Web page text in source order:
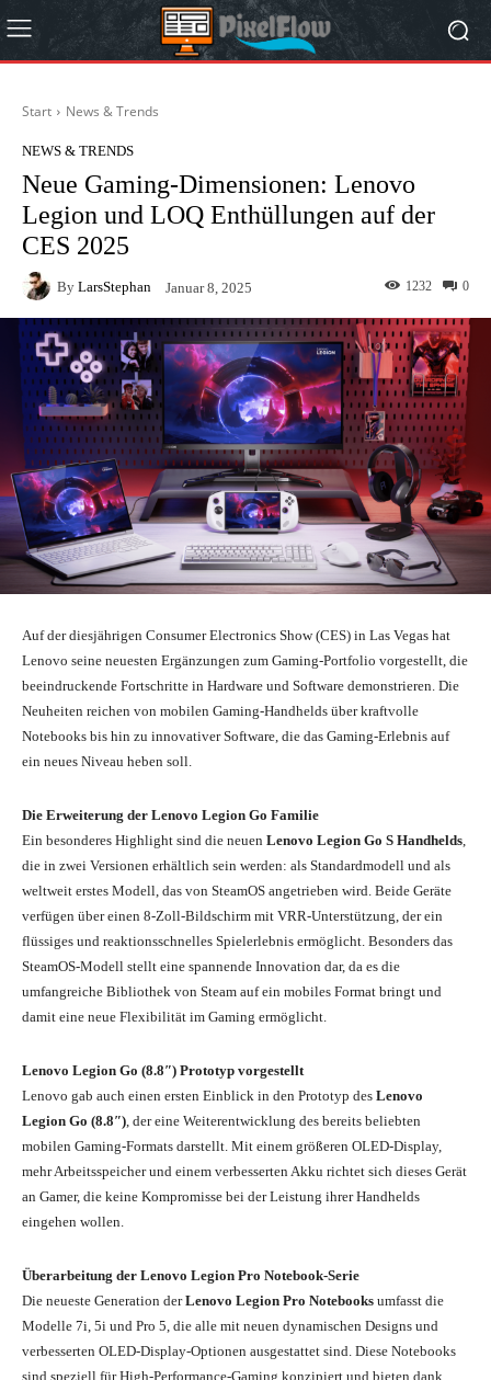
Start News & Trends
NEWS & TRENDS
Neue Gaming-Dimensionen: Lenovo
Legion und LOQ Enthüllungen auf der
CES 2025
By LarsStephan Januar 8, 2025 0
1232
Auf der diesjährigen Consumer Electronics Show (CES) in Las Vegas hat
Lenovo seine neuesten Ergänzungen zum Gaming-Portfolio vorgestellt, die
beeindruckende Fortschritte in Hardware und Software demonstrieren. Die
Neuheiten reichen von mobilen Gaming-Handhelds über kraftvolle
Notebooks bis hin zu innovativer Software, die das Gaming-Erlebnis auf
ein neues Niveau heben soll.
Die Erweiterung der Lenovo Legion Go Familie
Ein besonderes Highlight sind die neuen Lenovo Legion Go S Handhelds,
die in zwei Versionen erhältlich sein werden: als Standardmodell und als
weltweit erstes Modell, das von SteamOS angetrieben wird. Beide Geräte
verfügen über einen 8-Zoll-Bildschirm mit VRR-Unterstützung, der ein
flüssiges und reaktionsschnelles Spielerlebnis ermöglicht. Besonders das
SteamOS-Modell stellt eine spannende Innovation dar, da es die
umfangreiche Bibliothek von Steam auf ein mobiles Format bringt und
damit eine neue Flexibilität im Gaming ermöglicht.
Lenovo Legion Go (8.8″) Prototyp vorgestellt
Lenovo gab auch einen ersten Einblick in den Prototyp des Lenovo
Legion Go (8.8″), der eine Weiterentwicklung des bereits beliebten
mobilen Gaming-Formats darstellt. Mit einem größeren OLED-Display,
mehr Arbeitsspeicher und einem verbesserten Akku richtet sich dieses Gerät
an Gamer, die keine Kompromisse bei der Leistung ihrer Handhelds
eingehen wollen.
Überarbeitung der Lenovo Legion Pro Notebook-Serie
Die neueste Generation derLenovo Legion Pro Notebooks umfasst die
Modelle 7i, 5i und Pro 5, die alle mit neuen dynamischen Designs und
verbesserten OLED-Display-Optionen ausgestattet sind. Diese Notebooks
sind speziell für High-Performance-Gaming konzipiert und bieten dank